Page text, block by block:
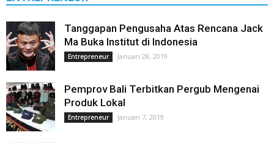
Tanggapan Pengusaha Atas Rencana Jack
Ma Buka Institut di Indonesia
Entrepreneur Januari 28, 2019
Pemprov Bali Terbitkan Pergub Mengenai
Produk Lokal
Entrepreneur Januari 7, 2019